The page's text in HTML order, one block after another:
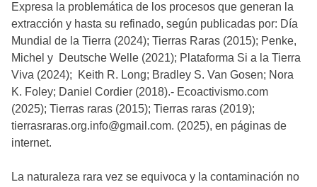
Expresa la problemática de los procesos que generan la
extracción y hasta su refinado, según publicadas por: Día
Mundial de la Tierra (2024); Tierras Raras (2015); Penke,
Michel y Deutsche Welle (2021); Plataforma Si a la Tierra
Viva (2024); Keith R. Long; Bradley S. Van Gosen; Nora
K. Foley; Daniel Cordier (2018).- Ecoactivismo.com
(2025); Tierras raras (2015); Tierras raras (2019);
tierrasraras.org.info@gmail.com. (2025), en páginas de
internet.
La naturaleza rara vez se equivoca y la contaminación no